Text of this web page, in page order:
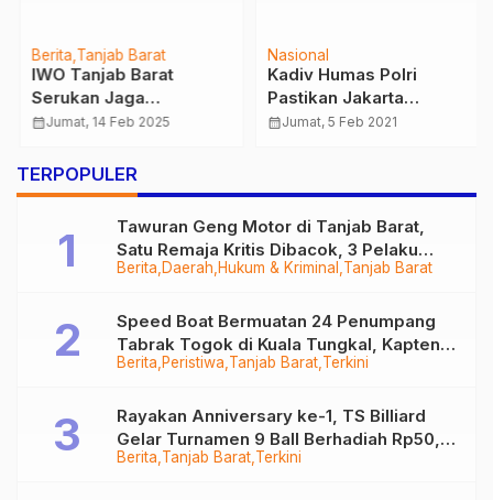
Berita Tanjab Barat
IWO Tanjab Barat
Serukan Jaga
Kondusifitas Jelang
Daerah
calendar_monthJumat, 14 Feb 2025
Nasional
Kadiv Humas Polri
Pastikan Jakarta
Lockdown 12-15
calendar_monthJumat, 5 Feb 2021
TERPOPULER
Berita Daerah Hukum & Kriminal Tanjab Barat
Tawuran Geng Motor di Tanjab Barat,
Satu Remaja Kritis Dibacok, 3 Pelaku
Ditangkap
Berita Peristiwa Tanjab Barat Terkini
Speed Boat Bermuatan 24 Penumpang
Tabrak Togok di Kuala Tungkal, Kapten
Sempat Hilang
Berita Tanjab Barat Terkini
Rayakan Anniversary ke-1, TS Billiard
Gelar Turnamen 9 Ball Berhadiah Rp50,8
Juta